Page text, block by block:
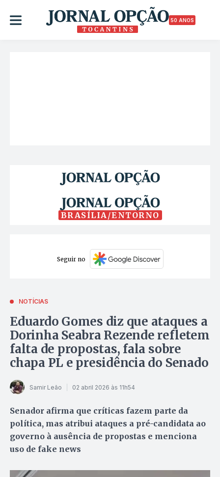
50 ANOS
BRASÍLIA/ENTORNO
Seguir no
NOTÍCIAS
Eduardo Gomes diz que ataques a
Dorinha Seabra Rezende refletem
falta de propostas, fala sobre
chapa PL e presidência do Senado
Samir Leão 02 abril 2026 às 11h54
Senador afirma que críticas fazem parte da
política, mas atribui ataques a pré-candidata ao
governo à ausência de propostas e menciona
uso de fake news